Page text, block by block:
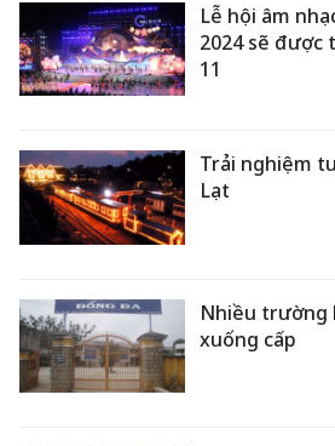
Lễ hội âm
2024 sẽ được
11
Trải nghiệm
Lạt
Nhiều trường
xuống cấp